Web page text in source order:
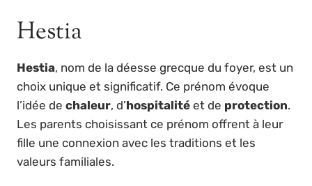
Hestia
Hestia, nom de la déesse grecque du foyer, est un
choix unique et significatif. Ce prénom évoque
l’idée de chaleur, d’hospitalité et de protection.
Les parents choisissant ce prénom offrent à leur
fille une connexion avec les traditions et les
valeurs familiales.